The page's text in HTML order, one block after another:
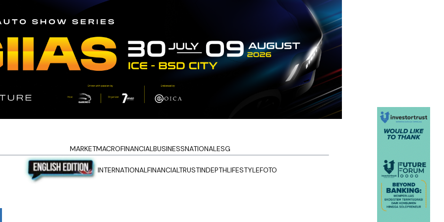
MARKETMACROFINANCIALBUSINESSNATIONALESG
INTERNATIONALFINANCIALTRUSTINDEPTHLIFESTYLEFOTO